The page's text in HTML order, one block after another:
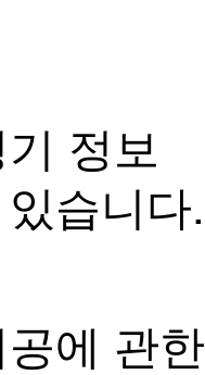
정보
습니다.
에 관한